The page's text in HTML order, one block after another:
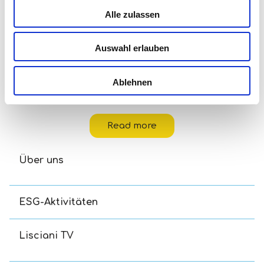
Alle zulassen
Auswahl erlauben
Ablehnen
Disney Eco-Puzzle Df Mini 48 Toy Story 5
Read more
Über uns
ESG-Aktivitäten
Lisciani TV